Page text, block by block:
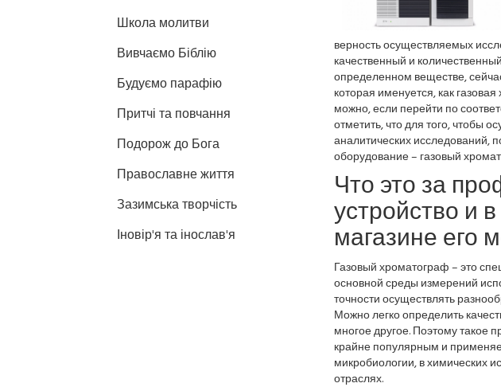
верность осуществляемых
качественный и
определенном веществе,
которая именуется, как
можно, если перейти по
отметить, что для того, чтобы
аналитических исследований,
оборудование – газовый
Что это за
устройство и
магазине его
Газовый хроматограф – это
основной среды измерений
точности осуществлять
Можно легко определить
многое другое. Поэтому такое
крайне популярным и
микробиологии, в химических
отраслях.
Школа молитви
Вивчаємо Біблію
Будуємо парафію
Притчі та повчання
Подорож до Бога
Православне життя
Зазимська творчість
Іновір'я та інослав'я